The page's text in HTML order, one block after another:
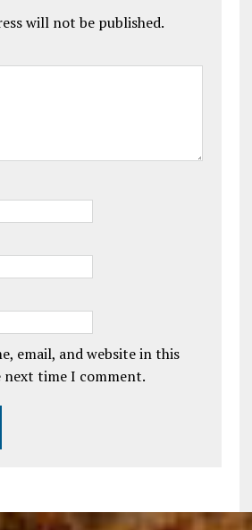
will not be published.
email, and website in this
time I comment.